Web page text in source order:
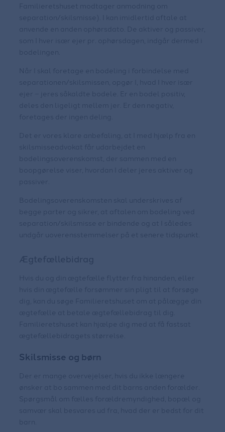
Familieretshuset modtager anmodning om
separation/skilsmisse). I kan imidlertid aftale at
anvende en anden ophørsdato. De aktiver og passiver,
som I hver især ejer pr. ophørsdagen, indgår dermed i
bodelingen.
Når I skal foretage en bodeling i forbindelse med
separationen/skilsmissen, opgør I, hvad I hver især
ejer – jeres såkaldte bodele. Er en bodel positiv,
deles den ligeligt mellem jer. Er den negativ,
foretages der ingen deling.
Det er vores klare anbefaling, at I med hjælp fra en
skilsmisseadvokat får udarbejdet en
bodelingsoverenskomst, der sammen med en
boopgørelse viser, hvordan I deler jeres aktiver og
passiver.
Bodelingsoverenskomsten skal underskrives af
begge parter og sikrer, at aftalen om bodeling ved
separation/skilsmisse er bindende og at I således
undgår uoverensstemmelser på et senere tidspunkt.
Ægtefællebidrag
Hvis du og din ægtefælle flytter fra hinanden, eller
hvis din ægtefælle forsømmer sin pligt til at forsøge
dig, kan du søge Familieretshuset om at pålægge din
ægtefælle at betale ægtefællebidrag til dig.
Familieretshuset kan hjælpe dig med at få fastsat
ægtefællebidragets størrelse.
Skilsmisse og børn
Der er mange overvejelser, hvis du ikke længere
ønsker at bo sammen med dit barns anden forælder.
Spørgsmål om fælles forældremyndighed, bopæl og
samvær skal besvares ud fra, hvad der er bedst for dit
barn.